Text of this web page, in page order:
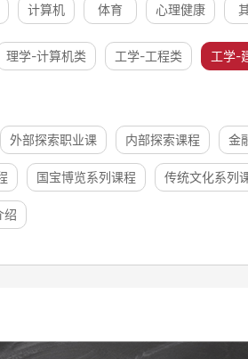
计算机 体育 心理健康
理学-计算机类 工学-工程类 工学-
外部探索职业课 内部探索课程 金
国宝博览系列课程 传统文化系列
绍